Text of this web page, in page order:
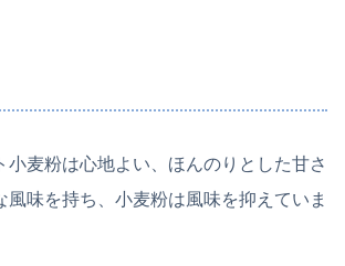
小麦粉は心地よい、ほんのりとした甘さ
風味を持ち、小麦粉は風味を抑えていま